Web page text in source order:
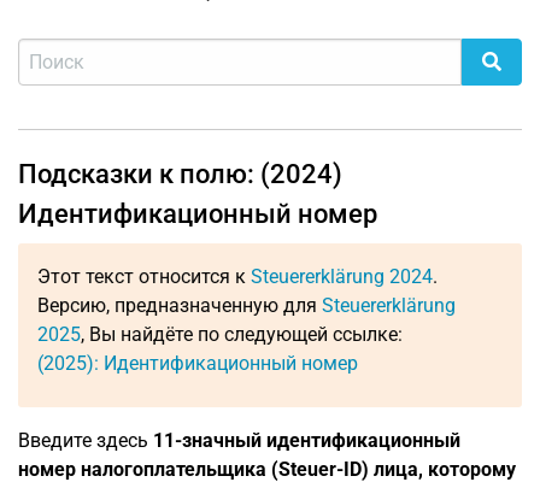
Подсказки к полю: (2024)
Идентификационный номер
Этот текст относится к Steuererklärung 2024.
Версию, предназначенную для Steuererklärung
2025, Вы найдёте по следующей ссылке:
(2025): Идентификационный номер
Введите здесь 11-значный идентификационный
номер налогоплательщика (Steuer-ID) лица, которому